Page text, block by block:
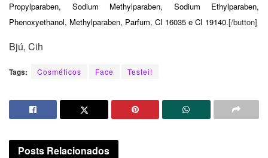
Propylparaben, Sodium Methylparaben, Sodium Ethylparaben,
Phenoxyethanol, Methylparaben, Parfum, CI 16035 e CI 19140.[/button]
Bjú, Cih
Tags: Cosméticos Face Testei!
Posts Relacionados